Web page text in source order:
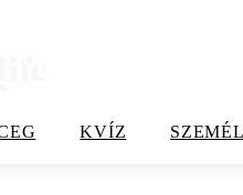
KVÍZ